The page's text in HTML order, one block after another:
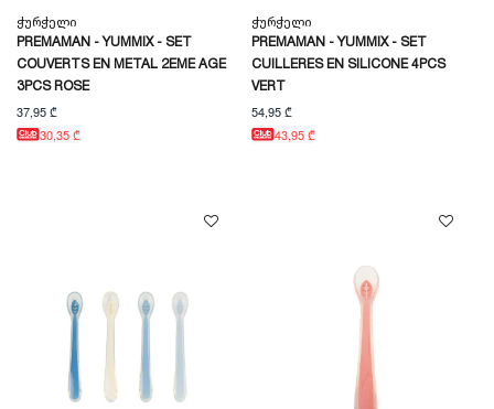
Ჭურჭელი
PREMAMAN - YUMMIX - SET
COUVERTS EN METAL 2EME AGE
3PCS ROSE
37,95 ₾
30,35 ₾
Ჭურჭელი
PREMAMAN - YUMMIX - SET
CUILLERES EN SILICONE 4PCS
VERT
54,95 ₾
43,95 ₾